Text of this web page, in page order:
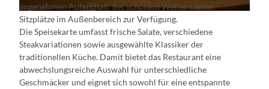
© Constanze Mikeska
angenehmen Aufenthalt. Bei schönem Wetter stehen
Sitzplätze im Außenbereich zur Verfügung.
Die Speisekarte umfasst frische Salate, verschiedene
Steakvariationen sowie ausgewählte Klassiker der
traditionellen Küche. Damit bietet das Restaurant eine
abwechslungsreiche Auswahl für unterschiedliche
Geschmäcker und eignet sich sowohl für eine entspannte